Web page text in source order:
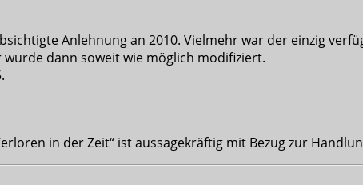
Anlehnung an 2010. Vielmehr war der einzig
dann soweit wie möglich modifiziert.
in der Zeit“ ist aussagekräftig mit Bezug zur